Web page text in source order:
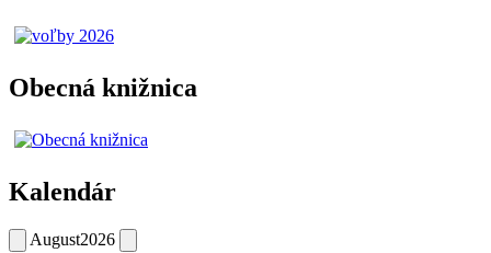
Obecná knižnica
Kalendár
August2026